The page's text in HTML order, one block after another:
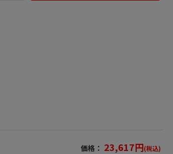
価格： 23,617円(税込)